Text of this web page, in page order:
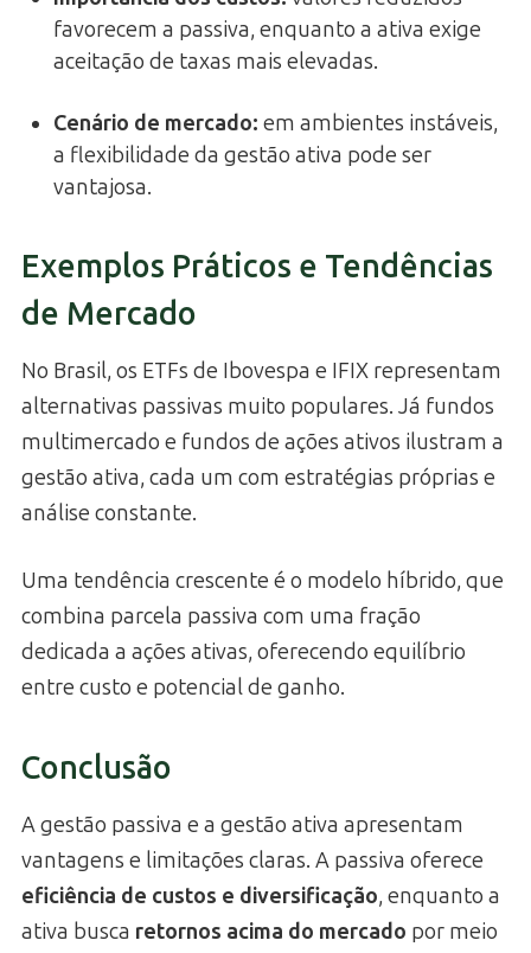
favorecem a passiva, enquanto a ativa exige
aceitação de taxas mais elevadas.
Cenário de mercado: em ambientes instáveis,
a flexibilidade da gestão ativa pode ser
vantajosa.
Exemplos Práticos e Tendências
de Mercado
No Brasil, os ETFs de Ibovespa e IFIX representam
alternativas passivas muito populares. Já fundos
multimercado e fundos de ações ativos ilustram a
gestão ativa, cada um com estratégias próprias e
análise constante.
Uma tendência crescente é o modelo híbrido, que
combina parcela passiva com uma fração
dedicada a ações ativas, oferecendo equilíbrio
entre custo e potencial de ganho.
Conclusão
A gestão passiva e a gestão ativa apresentam
vantagens e limitações claras. A passiva oferece
eficiência de custos e diversificação, enquanto a
ativa busca retornos acima do mercado por meio